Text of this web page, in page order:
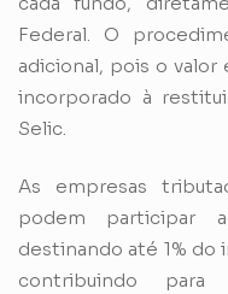
Federal. O
adicional, pois o
incorporado à
Selic.
As empresas
podem participar
destinando até 1% do
contribuindo